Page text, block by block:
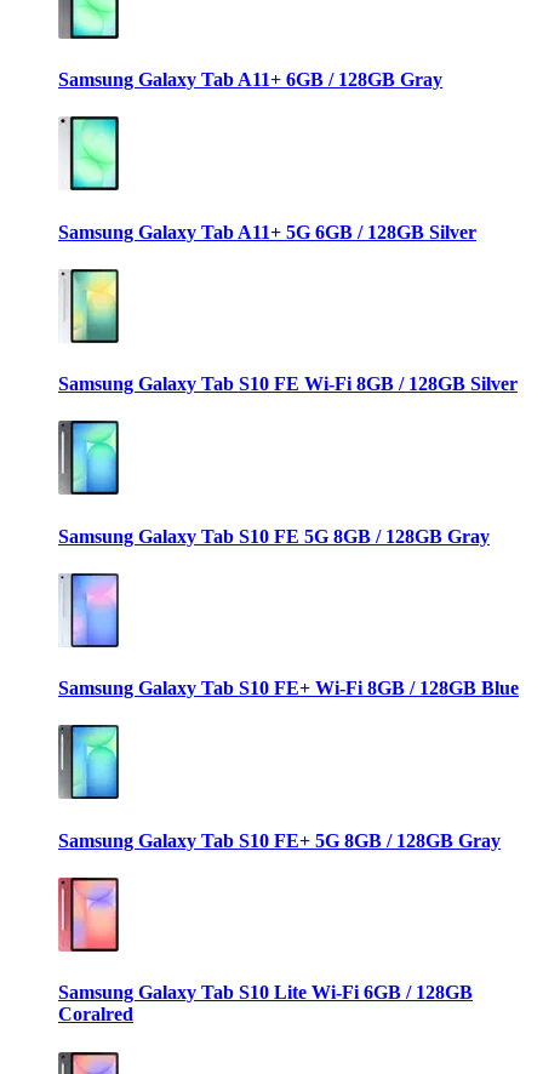
Samsung Galaxy Tab A11+ 6GB / 128GB Gray
Samsung Galaxy Tab A11+ 5G 6GB / 128GB Silver
Samsung Galaxy Tab S10 FE Wi-Fi 8GB / 128GB Silver
Samsung Galaxy Tab S10 FE 5G 8GB / 128GB Gray
Samsung Galaxy Tab S10 FE+ Wi-Fi 8GB / 128GB Blue
Samsung Galaxy Tab S10 FE+ 5G 8GB / 128GB Gray
Samsung Galaxy Tab S10 Lite Wi-Fi 6GB / 128GB
Coralred